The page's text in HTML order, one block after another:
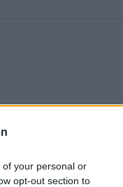
your personal or
opt-out section to